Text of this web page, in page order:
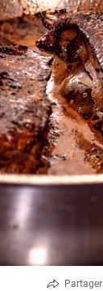
Partager